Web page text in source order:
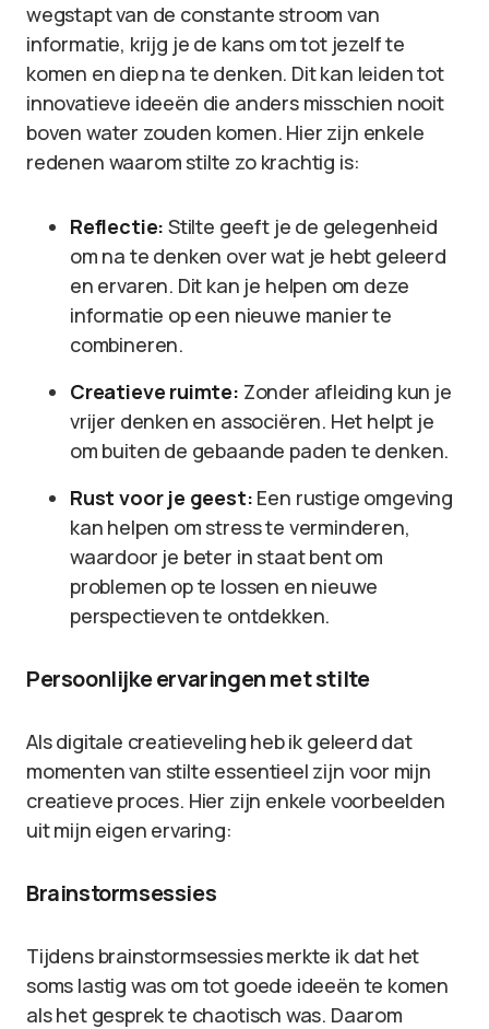
wegstapt van de constante stroom van
informatie, krijg je de kans om tot jezelf te
komen en diep na te denken. Dit kan leiden tot
innovatieve ideeën die anders misschien nooit
boven water zouden komen. Hier zijn enkele
redenen waarom stilte zo krachtig is:
Reflectie: Stilte geeft je de gelegenheid
om na te denken over wat je hebt geleerd
en ervaren. Dit kan je helpen om deze
informatie op een nieuwe manier te
combineren.
Creatieve ruimte: Zonder afleiding kun je
vrijer denken en associëren. Het helpt je
om buiten de gebaande paden te denken.
Rust voor je geest: Een rustige omgeving
kan helpen om stress te verminderen,
waardoor je beter in staat bent om
problemen op te lossen en nieuwe
perspectieven te ontdekken.
Persoonlijke ervaringen met stilte
Als digitale creatieveling heb ik geleerd dat
momenten van stilte essentieel zijn voor mijn
creatieve proces. Hier zijn enkele voorbeelden
uit mijn eigen ervaring:
Brainstormsessies
Tijdens brainstormsessies merkte ik dat het
soms lastig was om tot goede ideeën te komen
als het gesprek te chaotisch was. Daarom